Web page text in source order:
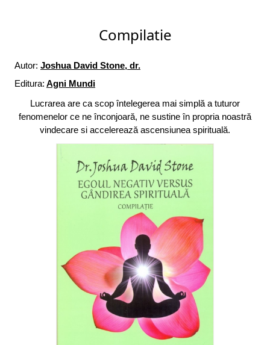
Compilatie
Autor: Joshua David Stone, dr.
Editura: Agni Mundi
Lucrarea are ca scop întelegerea mai simplă a tuturor
fenomenelor ce ne înconjoară, ne sustine în propria noastră
vindecare si accelerează ascensiunea spirituală.